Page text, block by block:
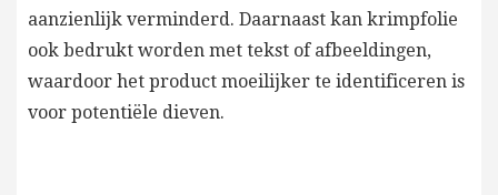
aanzienlijk verminderd. Daarnaast kan krimpfolie
ook bedrukt worden met tekst of afbeeldingen,
waardoor het product moeilijker te identificeren is
voor potentiële dieven.